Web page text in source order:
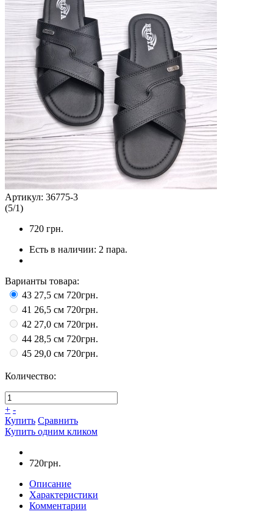
Артикул: 36775-3
(5/1)
720 грн.
Есть в наличии: 2 пара.
Варианты товара:
43 27,5 см 720грн.
41 26,5 см 720грн.
42 27,0 см 720грн.
44 28,5 см 720грн.
45 29,0 см 720грн.
Количество:
+ -
Купить Сравнить
Купить одним кликом
720грн.
Описание
Характеристики
Комментарии